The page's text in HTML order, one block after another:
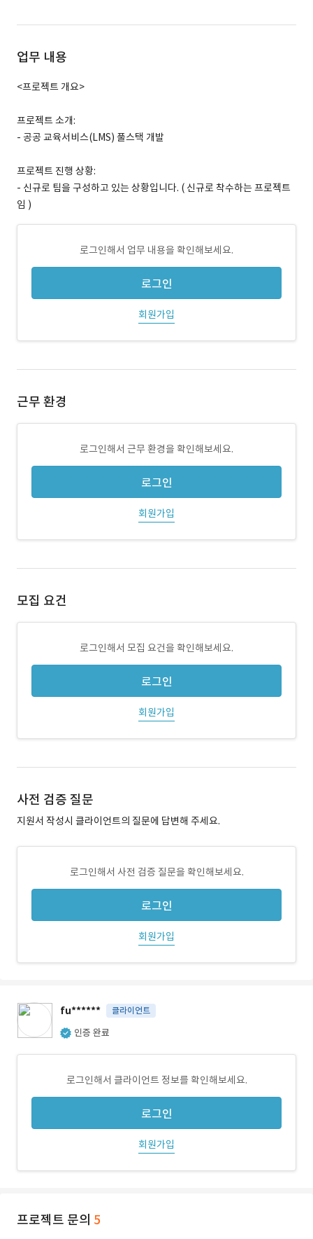
업무 내용
<프로젝트 개요>
프로젝트 소개:
- 공공 교육서비스(LMS) 풀스택 개발
프로젝트 진행 상황:
- 신규로 팀을 구성하고 있는 상황입니다. ( 신규로 착수하는 프로젝트
임 )
로그인해서 업무 내용을 확인해보세요.
로그인
회원가입
근무 환경
로그인해서 근무 환경을 확인해보세요.
로그인
회원가입
모집 요건
로그인해서 모집 요건을 확인해보세요.
로그인
회원가입
사전 검증 질문
지원서 작성시 클라이언트의 질문에 답변해 주세요.
로그인해서 사전 검증 질문을 확인해보세요.
로그인
회원가입
fu****** 클라이언트
인증 완료
로그인해서 클라이언트 정보를 확인해보세요.
로그인
회원가입
프로젝트 문의 5